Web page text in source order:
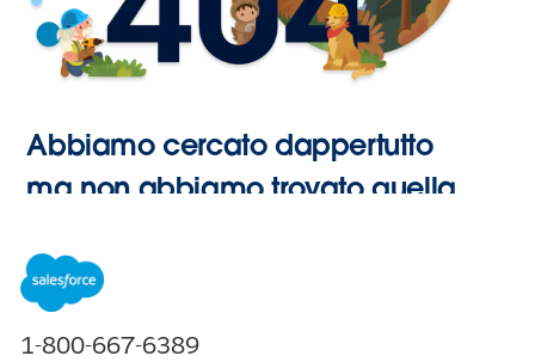
Abbiamo cercato dappertutto
ma non abbiamo trovato quella
1-800-667-6389